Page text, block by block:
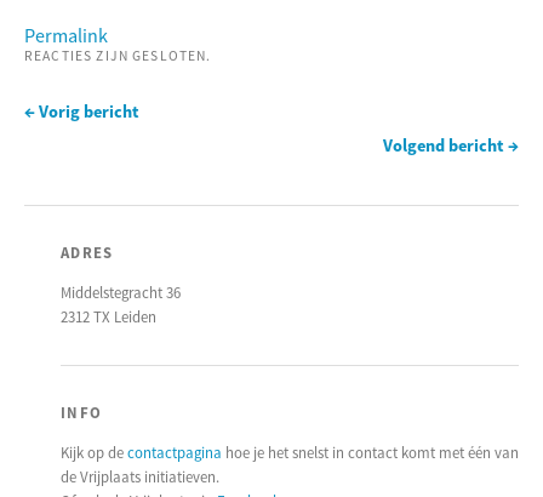
Permalink
REACTIES ZIJN GESLOTEN.
← Vorig bericht
Volgend bericht →
ADRES
Middelstegracht 36
2312 TX Leiden
INFO
Kijk op decontactpagina hoe je het snelst in contact komt met één van
de Vrijplaats initiatieven.